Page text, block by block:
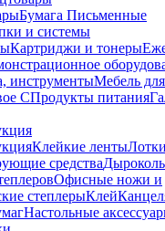
Бумага Письменные
и системы
Картриджи и тонеры
инструментыМебель
СПродукты питания
Клейкие ленты
средства
Офисные ножи и
степлерыКлей
Настольные